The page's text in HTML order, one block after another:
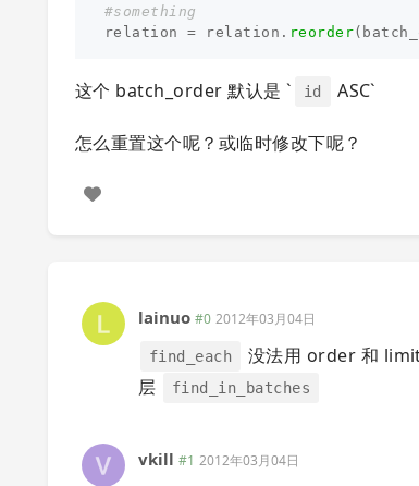
#something
relation
= relation . reorder(
这个 batch_order 默认是 ` id ASC`
怎么重置这个呢？或临时修改下呢？
lainuo #0 2012年03月04日
find_each
没法用 order 和
层
find_in_batches
vkill #1 2012年03月04日